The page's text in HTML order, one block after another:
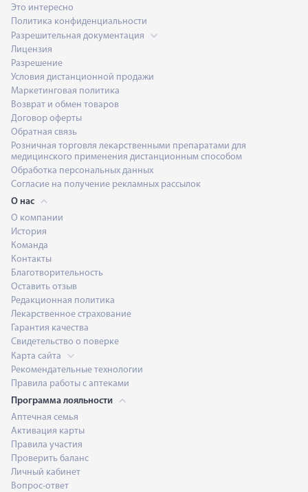
Это интересно
Политика конфиденциальности
Разрешительная документация
Лицензия
Разрешение
Условия дистанционной продажи
Маркетинговая политика
Возврат и обмен товаров
Договор оферты
Обратная связь
Розничная торговля лекарственными препаратами для
медицинского применения дистанционным способом
Обработка персональных данных
Согласие на получение рекламных рассылок
О нас
О компании
История
Команда
Контакты
Благотворительность
Оставить отзыв
Редакционная политика
Лекарственное страхование
Гарантия качества
Свидетельство о поверке
Карта сайта
Рекомендательные технологии
Правила работы с аптеками
Программа лояльности
Аптечная семья
Активация карты
Правила участия
Проверить баланс
Личный кабинет
Вопрос-ответ